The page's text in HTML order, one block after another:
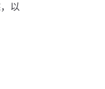
以